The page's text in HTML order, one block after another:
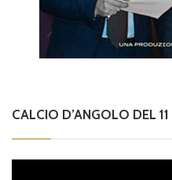
CALCIO D’ANGOLO DEL